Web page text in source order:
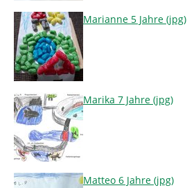
Marianne 5 Jahre (jpg)
Marika 7 Jahre (jpg)
Matteo 6 Jahre (jpg)